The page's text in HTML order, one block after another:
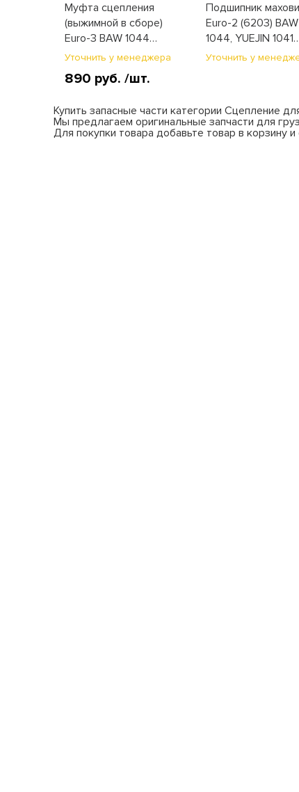
Муфта сцепления
(выжимной в сборе)
Euro-3 BAW 1044
(986806K2)
Уточнить у менеджера
890 руб./шт.
Подшипник
Euro-2 (6203) BAW
1044, YUEJIN 1041
(GB27889)
Уточнить у
Купить запасные части категории Сцепление
Мы предлагаем оригинальные запчасти для
Для покупки товара добавьте товар в